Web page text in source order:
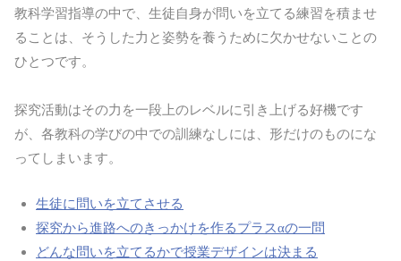
教科学習指導の中で、生徒自身が問いを立てる練習を積ませ
ることは、そうした力と姿勢を養うために欠かせないことの
ひとつです。
探究活動はその力を一段上のレベルに引き上げる好機です
が、各教科の学びの中での訓練なしには、形だけのものにな
ってしまいます。
生徒に問いを立てさせる
探究から進路へのきっかけを作るプラスαの一問
どんな問いを立てるかで授業デザインは決まる